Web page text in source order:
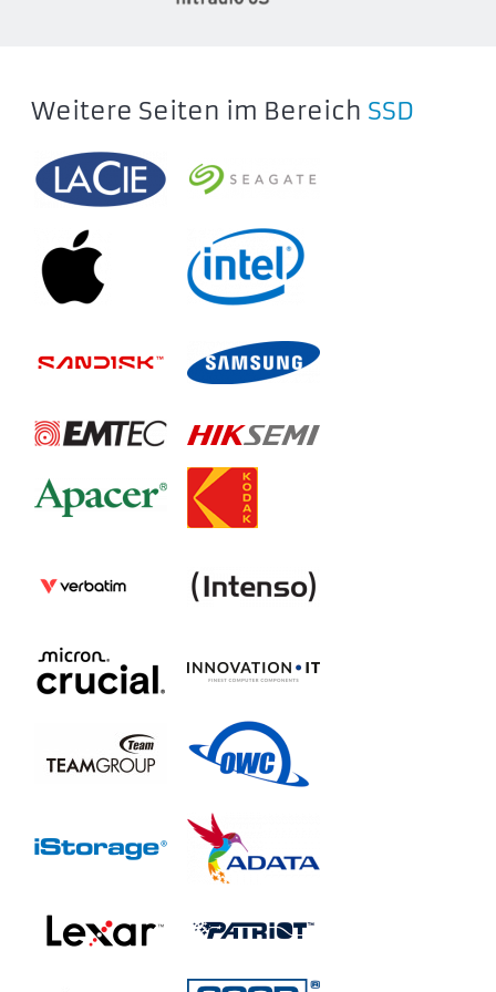
SSDPR-PX500-02T-80-G3
IRP-SSDPR-P44N-512-30
IRP-SSDPR-P44N-01T-30
IRP-SSDPR-P44N-02T-30
IRDM PRO SLIM SSD
IRP-SSDPR-P44S-1K0-80
IRP-SSDPR-P44S-4K0-80
SSDPR-PX700-01T-80
SSDPR-PX700-02T-80
SSDPR-PX700-04T-80
SSDPR-HL200-256
GOODRAM PX600 SSD
SSDPR-PX600-500-80
SSDPR-PX600-1K0-80
IRDM PRO M.2 SSD
IRP-SSDPR-P44A-1K0-80
IRP-SSDPR-P44A-4K0-80
Weitere Seiten im Bereich SSD